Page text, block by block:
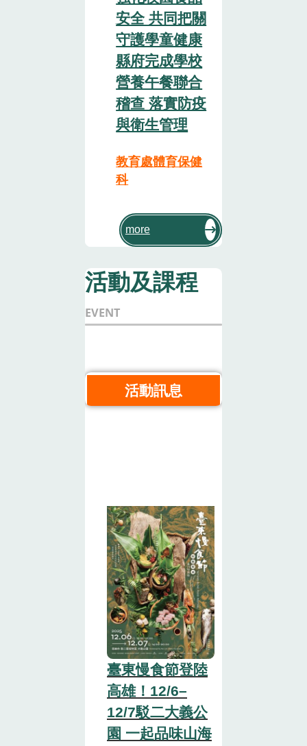
安全 共同把關
守護學童健康
縣府完成學校
營養午餐聯合
稽查 落實防疫
與衛生管理
教育處體育保健
科
more
活動及課程
EVENT
活動訊息
臺東慢食節登陸
高雄！12/6–
12/7駁二大義公
園 一起品味山海